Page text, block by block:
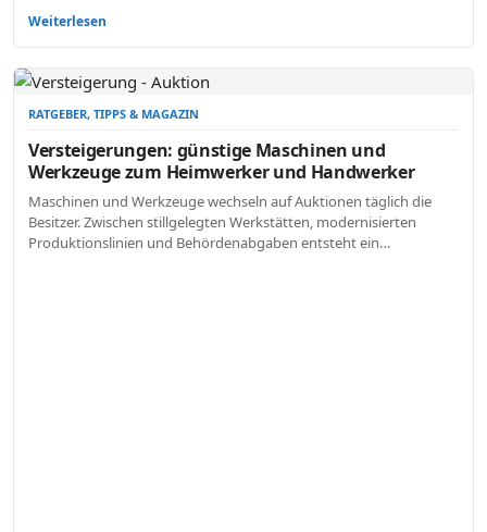
Weiterlesen
RATGEBER, TIPPS & MAGAZIN
Versteigerungen: günstige Maschinen und
Werkzeuge zum Heimwerker und Handwerker
Maschinen und Werkzeuge wechseln auf Auktionen täglich die
Besitzer. Zwischen stillgelegten Werkstätten, modernisierten
Produktionslinien und Behördenabgaben entsteht ein…